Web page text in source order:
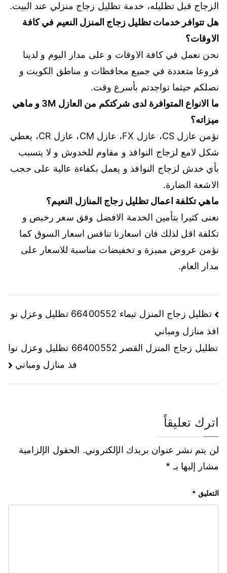
الزجاج قبل تظليله، خدمة تظليل زجاج منزلي عند البيت.
هل تتوافر خدمات تظليل زجاج المنزل النعيم في كافة
الاوقات؟
نحن نعمل في كافة الاوقات و على مدار اليوم و لدينا
فروعا متعددة في جميع محافظات و مناطق الكويت و
نصلكم حيثما تواجدتم بأسرع وقت.
ما الانواع المتوافرة لدى شركتكم من العازل 3M و ماهي
ميزاته؟
نؤمن عازل CS، عازل FX، عازل CM، عازل CR، يعطي
شكل لامع لزجاج النوافذ و مقاوم للخدوش و لا يتسبب
بأي خدش لزجاج النوافذ و يعمل بكفاءة عالية على حجب
الاشعة الضارة.
ماهي تكلفة اعمال تظليل زجاج المنازل النعيم؟
نعنى كثيرا بتأمين الخدمة الافضل وفق سعر رخيص و
تكلفة اقل لذلك فان اسعارنا تنافس اسعار السوق كما
نؤمن عروض مميزة و تخفيضات مناسبة للاسعار على
مدار العام.
تظليل زجاج المنزل تيماء 66400552 تظليل وعزل نو
افذ منازل ومباني
تظليل زجاج المنزل القصر 66400552 تظليل وعزل نوا
فذ منازل ومباني
اترك تعليقاً
لن يتم نشر عنوان بريدك الإلكتروني. الحقول الإلزامية
مشار إليها بـ *
التعليق *